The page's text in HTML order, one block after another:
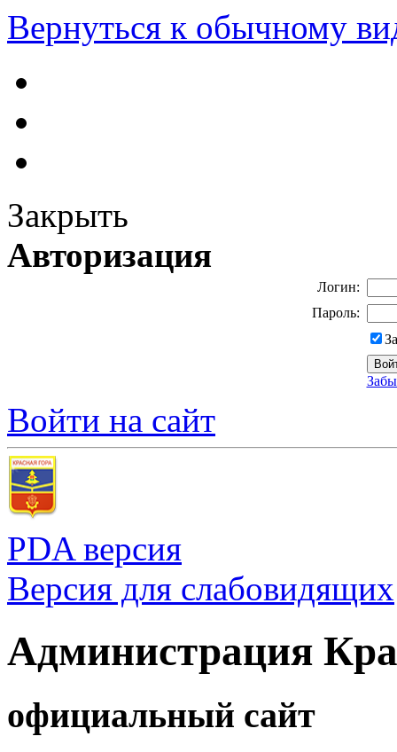
Вернуться к обычному
Закрыть
Авторизация
Логин:
Пароль:
Войти на сайт
PDA версия
Версия для слабовидящих
Администрация
официальный сайт